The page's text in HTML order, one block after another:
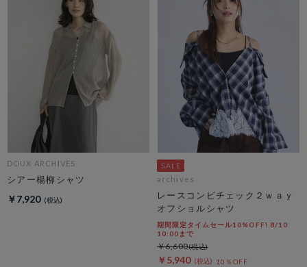
DOUX ARCHIVES
シアー楊柳シャツ
￥7,920
archives
レースコンビチェック２ｗａｙ
オフショルシャツ
期間限定タイムセール10%OFF! 8/10
10:00まで
￥5,940 10％OFF
￥6,600